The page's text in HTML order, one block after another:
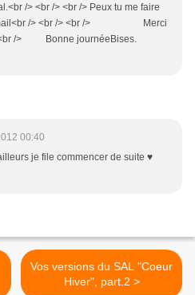
/> <br /> <br /> Peux tu me faire
mail<br /> <br /> <br /> Merci
<br /> Bonne journéeBises.
00:40
je file commencer de suite ♥
Vos versions du SAL "Coeur
Hiver", part.2 >